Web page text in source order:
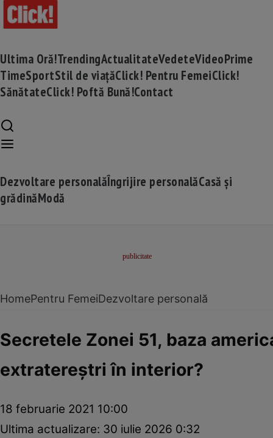
Ultima Oră!TrendingActualitateVedeteVideoPrime
TimeSportStil de viațăClick! Pentru FemeiClick!
SănătateClick! Poftă Bună!Contact
Dezvoltare personalăÎngrijire personalăCasă și
grădinăModă
HomePentru FemeiDezvoltare personală
Secretele Zonei 51, baza
extratereştri în interior?
18 februarie 2021 10:00
Ultima actualizare: 30 iulie 2026 0:32